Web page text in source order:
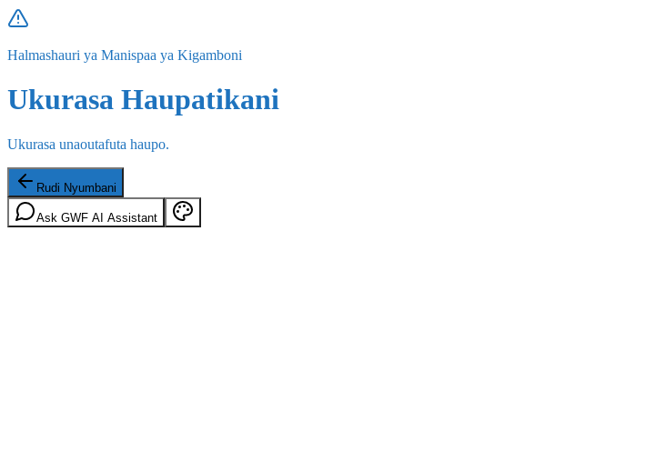
Halmashauri ya Manispaa ya Kigamboni
Ukurasa Haupatikani
Ukurasa unaoutafuta haupo.
Rudi Nyumbani
Ask GWF AI Assistant